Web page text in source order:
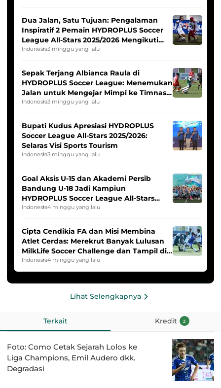
Dua Jalan, Satu Tujuan: Pengalaman
Inspiratif 2 Pemain HYDROPLUS Soccer
League All-Stars 2025/2026 Mengikuti
Seleksi Timnas Indonesia Putri
Indonesia3 minggu yang lalu
Sepak Terjang Albianca Raula di
HYDROPLUS Soccer League: Menemukan
Jalan untuk Mengejar Mimpi ke Timnas
Indonesia Putri
Indonesia3 minggu yang lalu
Bupati Kudus Apresiasi HYDROPLUS
Soccer League All-Stars 2025/2026:
Selaras Visi Sports Tourism
Indonesia3 minggu yang lalu
Goal Aksis U-15 dan Akademi Persib
Bandung U-18 Jadi Kampiun
HYDROPLUS Soccer League All-Stars
2025/2026
Indonesia4 minggu yang lalu
Cipta Cendikia FA dan Misi Membina
Atlet Cerdas: Merekrut Banyak Lulusan
MilkLife Soccer Challenge dan Tampil di
HYDROPLUS Soccer League
Indonesia4 minggu yang lalu
Lihat Selengkapnya
Terkait Kredit 2
Foto: Como Cetak Sejarah Lolos ke
Liga Champions, Emil Audero dkk.
Degradasi